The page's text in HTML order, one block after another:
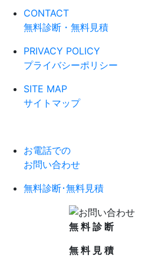
CONTACT
無料診断・無料見積
PRIVACY POLICY
プライバシーポリシー
SITE MAP
サイトマップ
お電話での
お問い合わせ
無料診断･無料見積
無 料 診 断
無 料 見 積